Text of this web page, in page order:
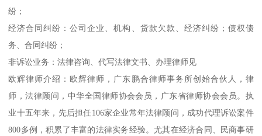
纷；
经济合同纠纷：公司企业、机构、货款欠款、经济纠纷；债权债
务、合同纠纷；
非诉讼业务：法律咨询、代写法律文书、办理律师见
欧辉律师介绍：欧辉律师，广东鹏合律师事务所创始合伙人，律
师，法律顾问，中华全国律师协会会员，广东省律师协会会员。执
业十五年来，先后担任106家企业常年法律顾问，成功代理诉讼案件
800多例，积累了丰富的法律实务经验。尤其在经济合同、民商事研